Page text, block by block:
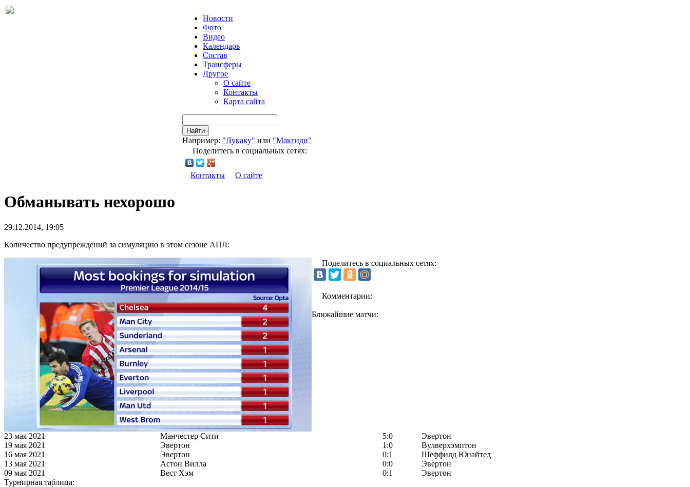
Новости
Фото
Видео
Календарь
Состав
Трансферы
Другое
О сайте
Контакты
Карта сайта
Найти
Например: "Лукаку" или "Макгиди"
Поделитесь в социальных сетях:
Контакты О сайте
Обманывать нехорошо
29.12.2014, 19:05
Количество предупреждений за симуляцию в этом сезоне АПЛ:
Поделитесь в социальных сетях:
Комментарии:
Ближайшие матчи:
23 мая 2021 Манчестер Сити 5:0
Эвертон
19 мая 2021
Эвертон 1:0
Вулверхэмптон
16 мая 2021
Эвертон 0:1
Шеффилд Юнайтед
13 мая 2021
Астон Вилла 0:0
Эвертон
09 мая 2021
Вест Хэм 0:1
Эвертон
Турнирная таблица: